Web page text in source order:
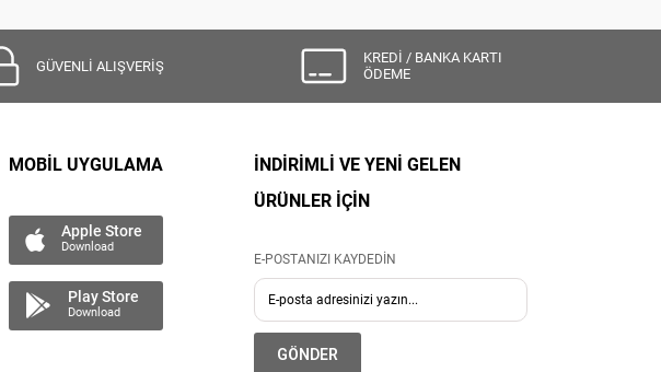
GÜVENLİ ALIŞVERİŞ
KREDİ / BANKA KARTI
ÖDEME
MOBİL UYGULAMA
Apple Store
Download
Play Store
Download
İNDİRİMLİ VE YENİ GELEN
ÜRÜNLER İÇİN
E-POSTANIZI KAYDEDİN
GÖNDER